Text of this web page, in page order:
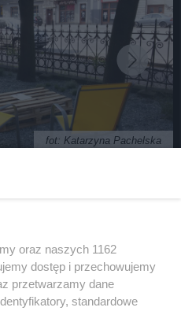
fot: Katarzyna Pachelska
tylko do końca roku
oraz naszych 1162
dostęp i przechowujemy
przetwarzamy dane
standardowe